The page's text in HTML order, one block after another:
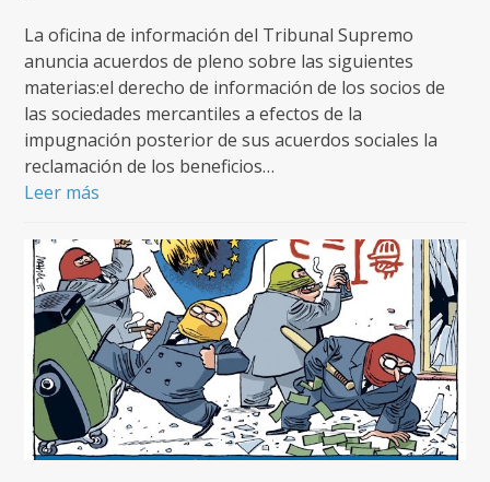
La oficina de información del Tribunal Supremo
anuncia acuerdos de pleno sobre las siguientes
materias:el derecho de información de los socios de
las sociedades mercantiles a efectos de la
impugnación posterior de sus acuerdos sociales la
reclamación de los beneficios…
Leer más